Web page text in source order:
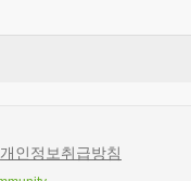
개인정보취급방침